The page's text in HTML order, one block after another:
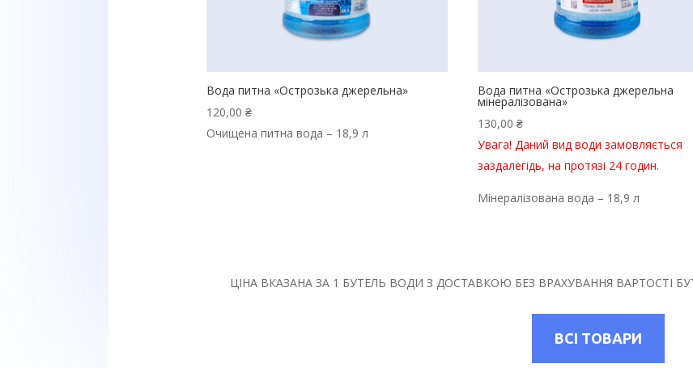
Вода питна «Острозька джерельна»
120,00₴
Очищена питна вода – 18,9 л
Вода питна «Острозька джерельна
мінералізована»
130,00 ₴
Увага! Даний вид води замовляється
заздалегідь, на протязі 24 годин.
Мінералізована вода – 18,9 л
ЦІНА ВКАЗАНА ЗА 1 БУТЕЛЬ ВОДИ З ДОСТАВКОЮ БЕЗ ВРАХУВАННЯ ВАРТОСТІ
ВСІ ТОВАРИ